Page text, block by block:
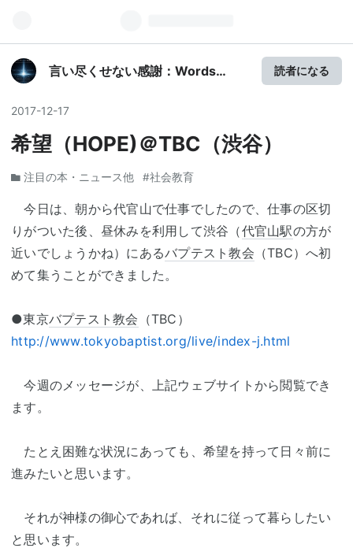
言い尽くせない感謝：Words
Gratitude
読者になる
2017-12-17
希望（HOPE)＠TBC（渋谷）
注目の本・ニュース他 #社会教育
今日は、朝から代官山で仕事でしたので、仕事の区切
りがついた後、昼休みを利用して渋谷（代官山駅の方が
近いでしょうかね）にあるバプテスト教会 （TBC）へ初
めて集うことができました。
●東京バプテスト教会 （TBC）
http://www.tokyobaptist.org/live/index-j.html
今週のメッセージが、上記ウェブサイトから閲覧でき
ます。
たとえ困難な状況にあっても、希望を持って日々前に
進みたいと思います。
それが神様の御心であれば、それに従って暮らしたい
と思います。